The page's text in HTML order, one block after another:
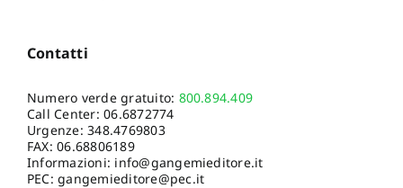
Contatti
Numero verde gratuito: 800.894.409
Call Center:06.6872774
Urgenze:348.4769803
FAX: 06.68806189
Informazioni: info@gangemieditore.it
PEC: gangemieditore@pec.it